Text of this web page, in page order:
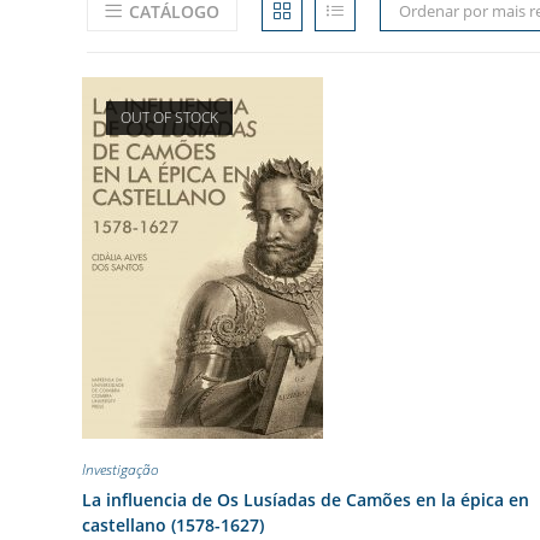
CATÁLOGO Ordenar por mais
OUT OF STOCK
Investigação
La influencia de Os Lusíadas de Camões en la épica en
castellano (1578-1627)